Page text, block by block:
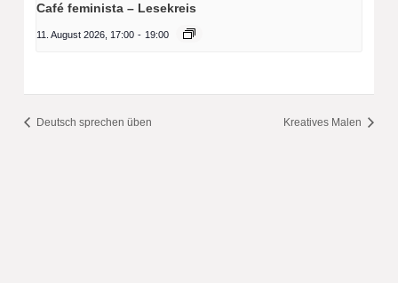
Café feminista – Lesekreis
11. August 2026, 17:00 - 19:00
Deutsch sprechen üben Kreatives Malen